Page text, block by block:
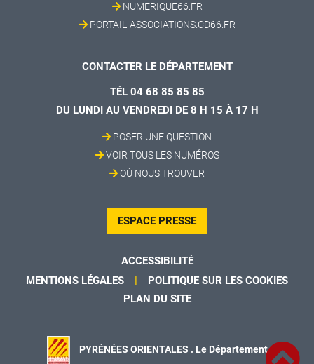
NUMERIQUE66.FR
PORTAIL-ASSOCIATIONS.CD66.FR
CONTACTER LE DÉPARTEMENT
TÉL 04 68 85 85 85
DU LUNDI AU VENDREDI DE 8 H 15 À 17 H
POSER UNE QUESTION
VOIR TOUS LES NUMÉROS
OÙ NOUS TROUVER
ESPACE PRESSE
ACCESSIBILITÉ
MENTIONS LÉGALES
POLITIQUE SUR LES COOKIES
PLAN DU SITE
PYRÉNÉES ORIENTALES . Le Département